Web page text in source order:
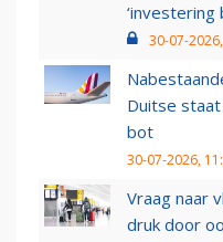
‘investering
30-07-
Duitse
bot
30-07-2026,
Vraag naar
druk door